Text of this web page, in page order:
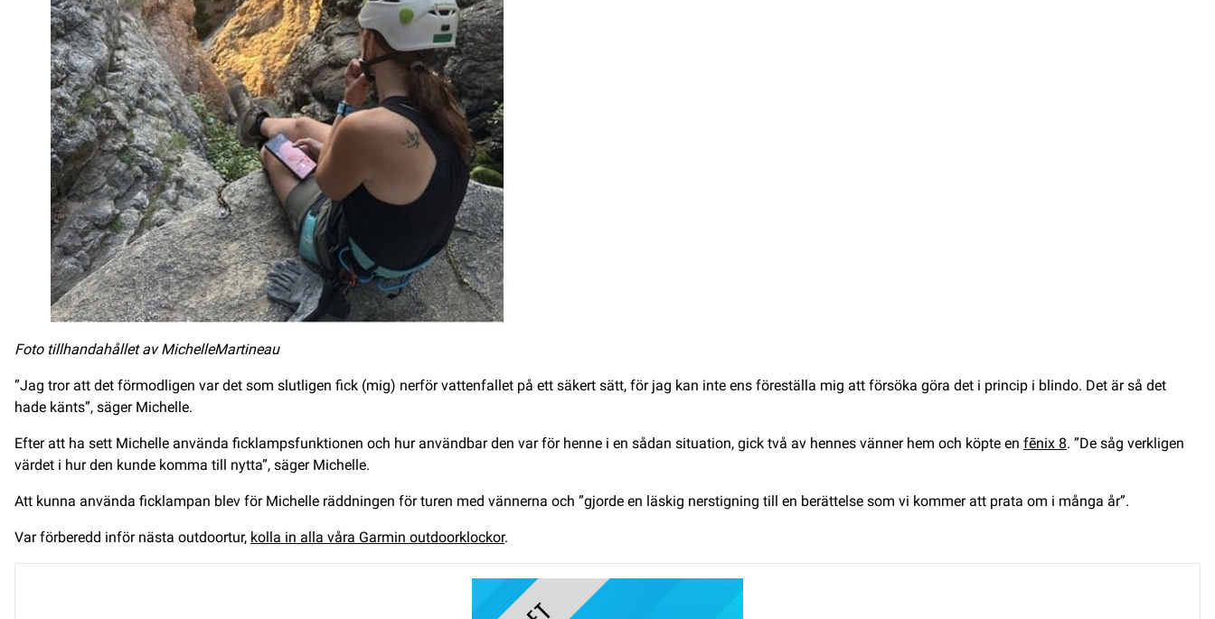
Foto tillhandahållet av MichelleMartineau
”Jag tror att det förmodligen var det som slutligen fick (mig) nerför vattenfallet på ett säkert sätt, för jag kan inte ens föreställa mig att försöka göra det i princip i blindo. Det är så det
hade känts”, säger Michelle.
Efter att ha sett Michelle använda ficklampsfunktionen och hur användbar den var för henne i en sådan situation, gick två av hennes vänner hem och köpte en fēnix 8. ”De såg verkligen
värdet i hur den kunde komma till nytta”, säger Michelle.
Att kunna använda ficklampan blev för Michelle räddningen för turen med vännerna och ”gjorde en läskig nerstigning till en berättelse som vi kommer att prata om i många år”.
Var förberedd inför nästa outdoortur, kolla in alla våra Garmin outdoorklockor.